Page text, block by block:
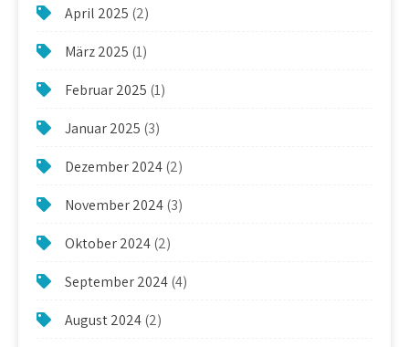
April 2025 (2)
März 2025 (1)
Februar 2025 (1)
Januar 2025 (3)
Dezember 2024(2)
November 2024(3)
Oktober 2024(2)
September 2024(4)
August 2024(2)